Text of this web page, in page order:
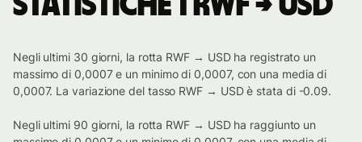
Negli ultimi 30 giorni, la rotta RWF → USD ha registrato un
massimo di 0,0007 e un minimo di 0,0007, con una media di
0,0007. La variazione del tasso RWF → USD è stata di -0.09.
Negli ultimi 90 giorni, la rotta RWF → USD ha raggiunto un